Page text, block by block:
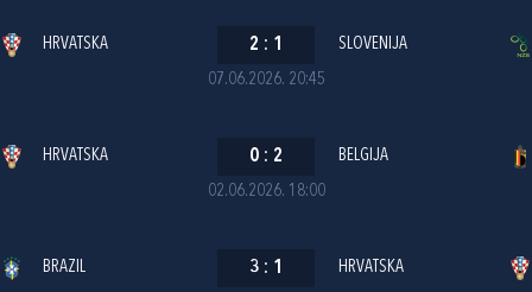
07.06.2026. 20:45
HRVATSKA 2 : 1 SLOVENIJA
02.06.2026. 18:00
HRVATSKA 0 : 2 BELGIJA
BRAZIL 3 : 1 HRVATSKA